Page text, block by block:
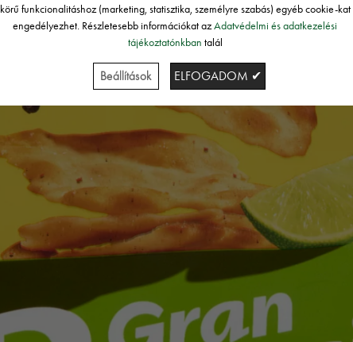
körű funkcionalitáshoz (marketing, statisztika, személyre szabás) egyéb cookie-kat
engedélyezhet. Részletesebb információkat azAdatvédelmi és adatkezelési
tájékoztatónkban talál
Beállítások ELFOGADOM ✔